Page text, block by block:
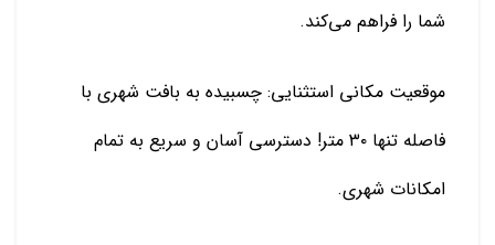
شما را فراهم می‌کند.
موقعیت مکانی استثنایی: چسبیده به بافت شهری با
فاصله تنها ۳۰ متر! دسترسی آسان و سریع به تمام
امکانات شهری.